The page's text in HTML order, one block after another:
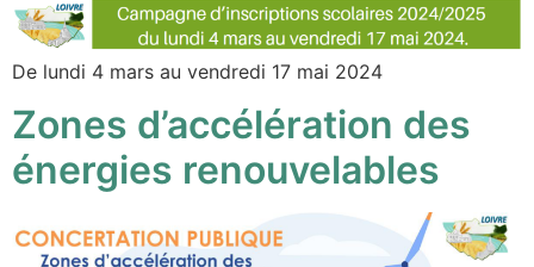
De lundi 4 mars au vendredi 17 mai 2024
Zones d’accélération des
énergies renouvelables